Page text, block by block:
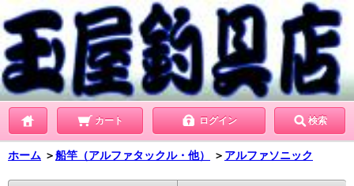
カート ログイン 検索
ホーム ＞船竿（アルファタックル・他） ＞ アルファソニック